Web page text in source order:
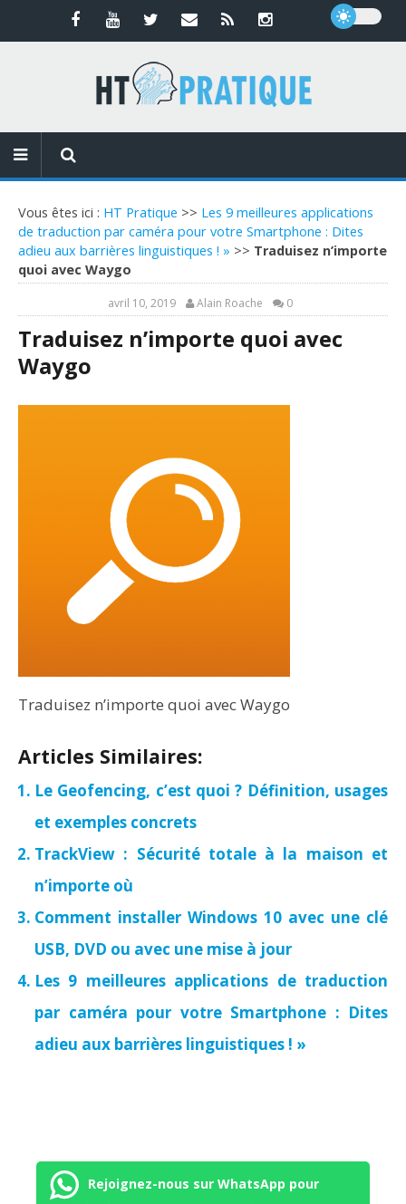
Vous êtes ici : HT Pratique >> Les 9 meilleures applications
de traduction par caméra pour votre Smartphone : Dites
adieu aux barrières linguistiques ! » >> Traduisez n’importe
quoi avec Waygo
avril 10, 2019 Alain Roache 0
Traduisez n’importe quoi avec
Waygo
Traduisez n’importe quoi avec Waygo
Articles Similaires:
Le Geofencing, c’est quoi ? Définition, usages
et exemples concrets
TrackView : Sécurité totale à la maison et
n’importe où
Comment installer Windows 10 avec une clé
USB, DVD ou avec une mise à jour
Les 9 meilleures applications de traduction
par caméra pour votre Smartphone : Dites
adieu aux barrières linguistiques ! »
Rejoignez-nous sur WhatsApp pour